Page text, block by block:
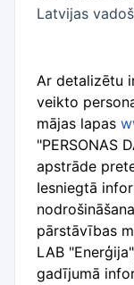
Latvijas
Ar detalizētu
veikto
mājas lapas
"PERSONAS
apstrāde
Iesniegtā
pārstāvības
LAB
gadījumā